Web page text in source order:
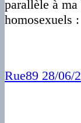
parallèle à ma
homosexuels :
Rue89 28/06/